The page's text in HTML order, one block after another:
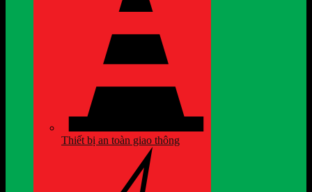
Thiết bị an toàn giao thông